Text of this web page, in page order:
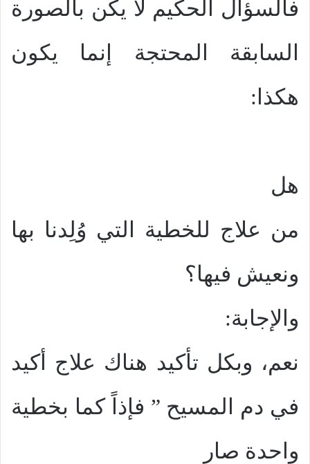
فالسؤال الحكيم لا يكن بالصورة
السابقة المحتجة إنما يكون
هكذا:
هل
من علاج للخطية التي وُلِدنا بها
ونعيش فيها؟
والإجابة:
نعم، وبكل تأكيد هناك علاج أكيد
في دم المسيح ” فإذاً كما بخطية
واحدة صار